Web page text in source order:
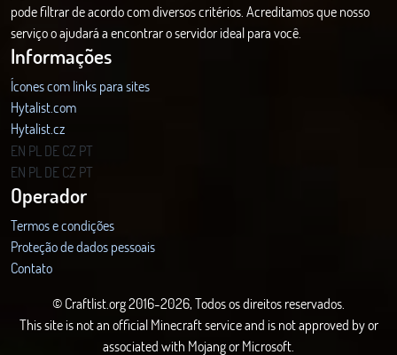
pode filtrar de acordo com diversos critérios. Acreditamos que nosso
serviço o ajudará a encontrar o servidor ideal para você.
Informações
Ícones com links para sites
Hytalist.com
Hytalist.cz
Hytamods.org
EN PL DECZ PT
EN PL DECZ PT
Operador
Termos e condições
Proteção de dados pessoais
Contato
© Craftlist.org 2016-2026, Todos os direitos reservados.
This site is not an official Minecraft service and is not approved by or
associated with Mojang or Microsoft.